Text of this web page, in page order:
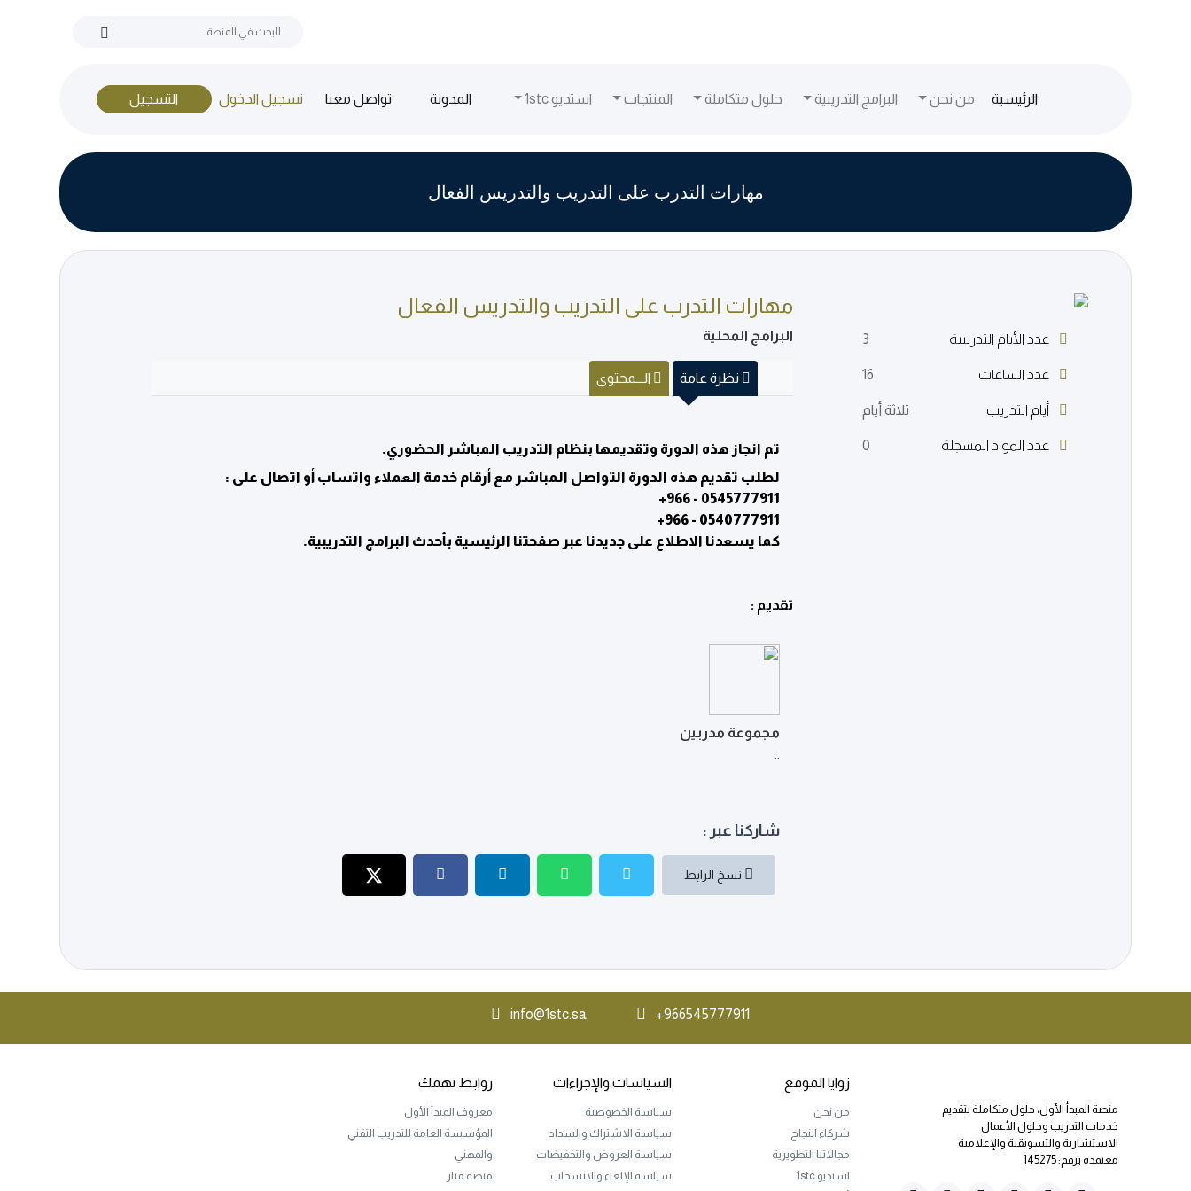
الرئيسية
(current) من نحن البرامج التدريبية حلول متكاملة المنتجات استديو 1stc المدونة(current) تواصل معنا(current) تسجيل الدخول التسجيل
مهارات التدرب على التدريب والتدريس الفعال
عدد الأيام التدريبية 3
عدد الساعات 16
أيام التدريب ثلاثة أيام
عدد المواد المسجلة 0
مهارات التدرب على التدريب والتدريس الفعال
البرامج المحلية
نظرة عامة الـــمحتوى
تم انجاز هذه الدورة وتقديمها بنظام التدريب المباشر الحضوري.
لطلب تقديم هذه الدورة التواصل المباشر مع أرقام خدمة العملاء واتساب أو اتصال على :
0545777911 - 966+
0540777911 - 966+
كما يسعدنا الاطلاع على جديدنا عبر صفحتنا الرئيسية بأحدث البرامج التدريبية.
تقديم :
مجموعة مدربين
..
شاركنا عبر :
نسخ الرابط
966545777911+
info@1stc.sa
منصة المبدأ الأول، حلول متكاملة بتقديم
خدمات التدريب وحلول الأعمال
الاستشارية والتسويقية والإعلامية
معتمدة برقم: 145275
زوايا الموقع
من نحن
شركاء النجاح
مجالاتنا التطويرية
استديو 1stc
السياسات والإجراءات
سياسة الخصوصية
سياسة الاشتراك والسداد
سياسة العروض والتخفيضات
سياسة الإلغاء والانسحاب
روابط تهمك
معروف المبدأ الأول
المؤسسة العامة للتدريب التقني
والمهني
منصة منار